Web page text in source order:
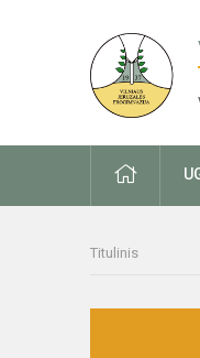
PRADŽIA
Titulinis